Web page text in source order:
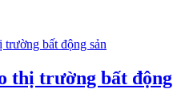
thị trường bất động